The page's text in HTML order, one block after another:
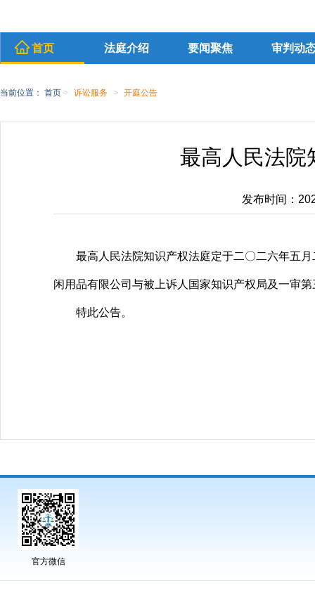
首页 法庭介绍 要闻聚焦 审判动
当前位置： 首页 > 诉讼服务 > 开庭公告
最高人民法院
发布时间：
最高人民法院知识产权法庭定于二〇二六年五
闲用品有限公司与被上诉人国家知识产权局及一审
特此公告。
官方微信